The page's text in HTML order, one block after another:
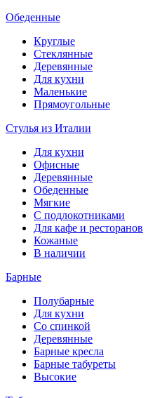
Обеденные
Круглые
Стеклянные
Деревянные
Для кухни
Маленькие
Прямоугольные
Стулья из Италии
Для кухни
Офисные
Деревянные
Обеденные
Мягкие
С подлокотниками
Для кафе и ресторанов
Кожаные
В наличии
Барные
Полубарные
Для кухни
Со спинкой
Деревянные
Барные кресла
Барные табуреты
Высокие